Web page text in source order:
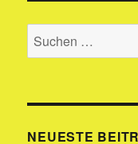
Suchen
nach:
NEUESTE